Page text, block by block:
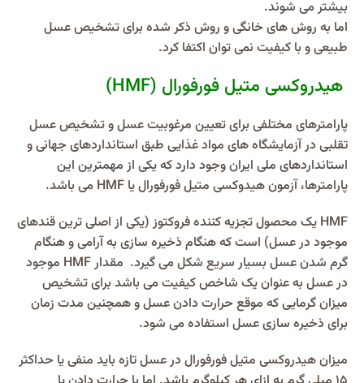
بیشتر می شوند.
اما به روش های خانگی و روش ذکر شده برای تشخیص عسل
طبیعی و با کیفیت نمی توان اکتفا کرد.
هیدروکسی متیل فورفورال (HMF)
پارامترهای مختلفی برای تعیین مرغوبیت عسل و تشخیص عسل
تقلبی در آزمایشگاه های مواد غذایی طبق استانداردهای جهانی و
استانداردهای ملی ایران وجود دارد که یکی از مهمترین این
پارامترها، آزمون هیدوکسی متیل فورفورال یا HMF می باشد.
HMF یک محصول تجزیه کننده فروکتوز (یکی از اصلی ترین قندهای
موجود در عسل) است که هنگام ذخیره سازی به آرامی و هنگام
گرم شدن عسل بسیار سریع شکل می گیرد. مقدار HMF موجود
در عسل به عنوان یک شاخص کیفیت می باشد برای تشخیص
میزان گرمایی که موقع حرارت دادن عسل و همچنین مدت زمان
برای ذخیره سازی عسل استفاده می شود.
میزان هیدروکسی متیل فورفورال در عسل تازه باید منفی یا حداکثر